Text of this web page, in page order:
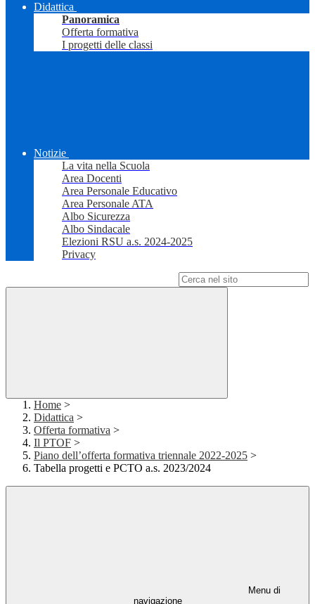
Didattica
Panoramica
Offerta formativa
I progetti delle classi
Notizie
La vita nella Scuola
Area Docenti
Area Personale Educativo
Area Personale ATA
Albo Sicurezza
Albo Sindacale
Elezioni RSU a.s. 2024-2025
Privacy
Home >
Didattica >
Offerta formativa >
Il PTOF >
Piano dell’offerta formativa triennale 2022-2025 >
Tabella progetti e PCTO a.s. 2023/2024
Menu di
navigazione